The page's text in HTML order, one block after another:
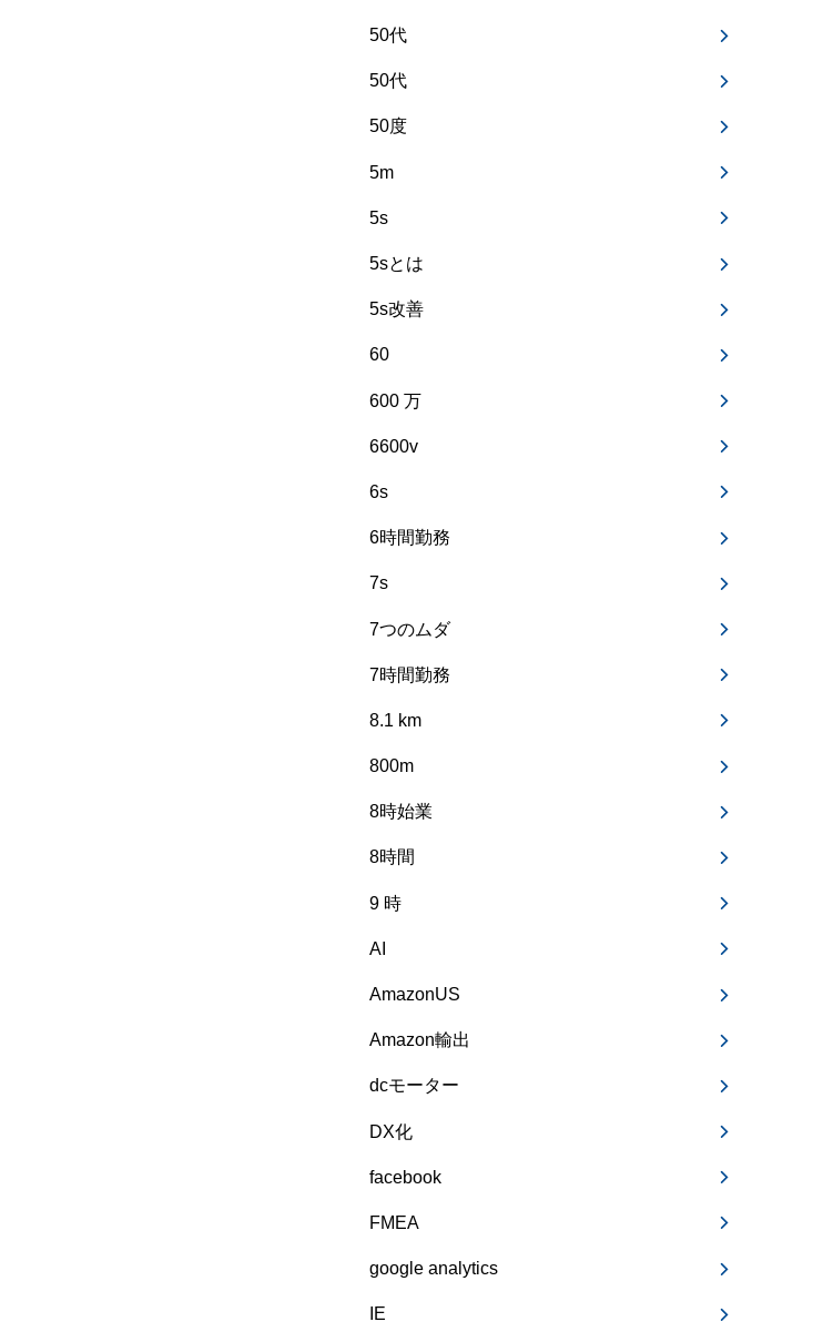
50代
50代
50度
5m
5s
5sとは
5s改善
60
600 万
6600v
6s
6時間勤務
7s
7つのムダ
7時間勤務
8.1 km
800m
8時始業
8時間
9 時
AI
AmazonUS
Amazon輸出
dcモーター
DX化
facebook
FMEA
google analytics
IE